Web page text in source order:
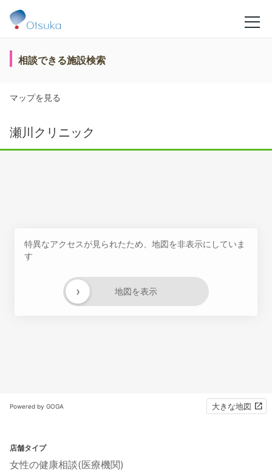
相談できる施設検索
マップを見る
瀬川クリニック
特異なアクセスが見られたため、地図を非表示にしていま
す
地図を表示
›
Powered by GOGA 大きな地図
店舗タイプ
女性の健康相談(医療機関)